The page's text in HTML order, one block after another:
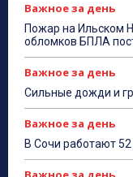
Важное за день
Пожар на Ильском
обломков БПЛА
Важное за день
Сильные дожди и
Важное за день
В Сочи работают 52